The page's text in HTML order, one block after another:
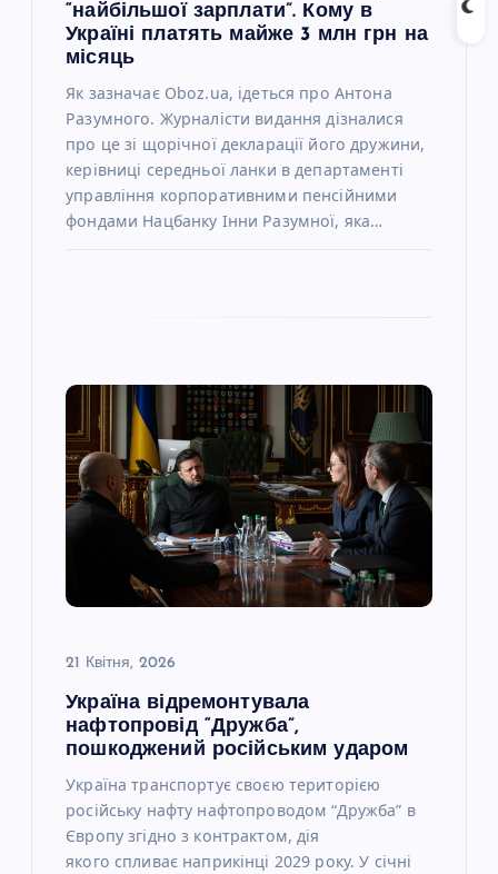
“найбільшої зарплати”. Кому в
Україні платять майже 3 млн грн на
місяць
Як зазначає Oboz.ua, ідеться про Антона
Разумного. Журналісти видання дізналися
про це зі щорічної декларації його дружини,
керівниці середньої ланки в департаменті
управління корпоративними пенсійними
фондами Нацбанку Інни Разумної, яка…
21 Квітня, 2026
Україна відремонтувала
нафтопровід “Дружба”,
пошкоджений російським ударом
Україна транспортує своєю територією
російську нафту нафтопроводом “Дружба” в
Європу згідно з контрактом, дія
якого спливає наприкінці 2029 року. У січні